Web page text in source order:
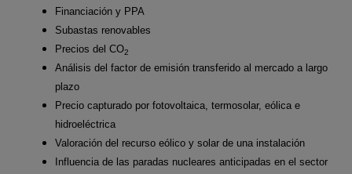
Financiación y PPA
Subastas renovables
Precios del CO2
Análisis del factor de emisión transferido al mercado a largo
plazo
Precio capturado por fotovoltaica, termosolar, eólica e
hidroeléctrica
Valoración del recurso eólico y solar de una instalación
Influencia de las paradas nucleares anticipadas en el sector